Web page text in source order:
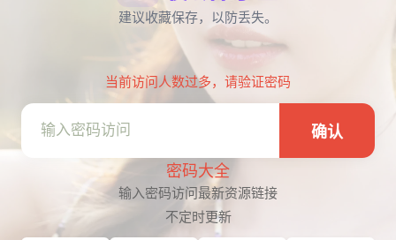
建议收藏保存，以防丢失。
当前访问人数过多，请验证密码
确认
密码大全
输入密码访问最新资源链接
不定时更新